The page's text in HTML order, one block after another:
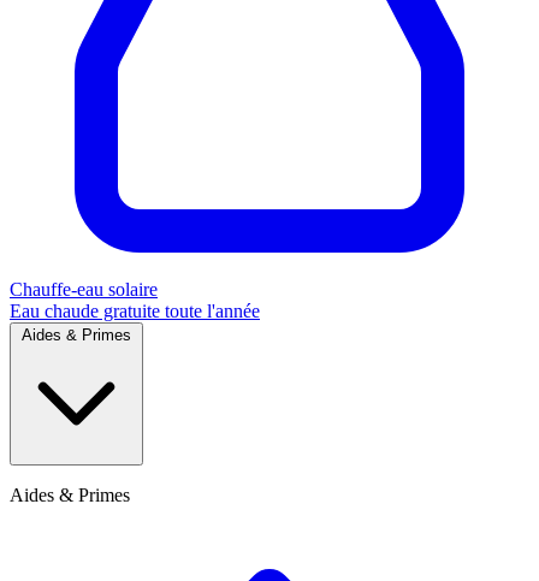
Chauffe-eau solaire
Eau chaude gratuite toute l'année
Aides & Primes